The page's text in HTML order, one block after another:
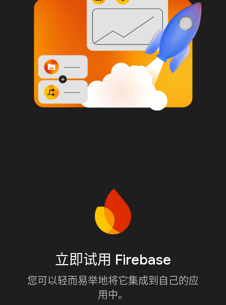
立即试用 Firebase
您可以轻而易举地将它集成到自己的应
用中。